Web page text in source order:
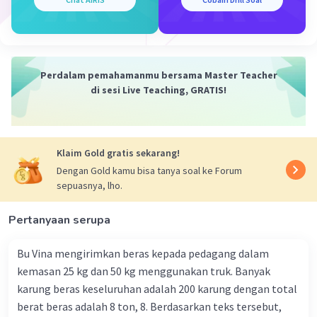
Perdalam pemahamanmu bersama Master Teacher
di sesi Live Teaching, GRATIS!
Klaim Gold gratis sekarang!
Dengan Gold kamu bisa tanya soal ke Forum
sepuasnya, lho.
Pertanyaan serupa
Bu Vina mengirimkan beras kepada pedagang dalam
kemasan 25 kg dan 50 kg menggunakan truk. Banyak
karung beras keseluruhan adalah 200 karung dengan total
berat beras adalah 8 ton, 8. Berdasarkan teks tersebut,